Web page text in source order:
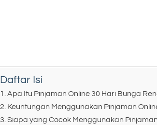
Daftar Isi
Apa Itu Pinjaman Online 30 Hari Bunga
Keuntungan Menggunakan Pinjaman
Siapa yang Cocok Menggunakan